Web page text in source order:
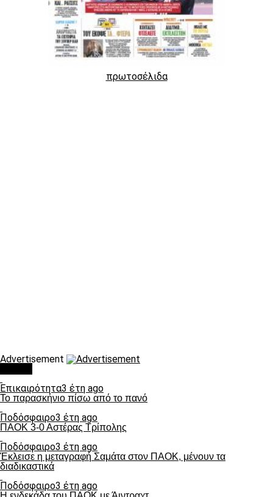
πρωτοσέλιδα
Advertisement
Επικαιρότητα3 έτη ago
Το παρασκήνιο πίσω από το πανό
Ποδόσφαιρο3 έτη ago
ΠΑΟΚ 3-0 Αστέρας Τρίπολης
Ποδόσφαιρο3 έτη ago
Έκλεισε η μεταγραφή Σαμάτα στον ΠΑΟΚ, μένουν τα
διαδικαστικά
Ποδόσφαιρο3 έτη ago